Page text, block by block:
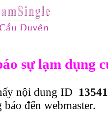
sự lạm dụng
nội dung ID
đến webmaster.